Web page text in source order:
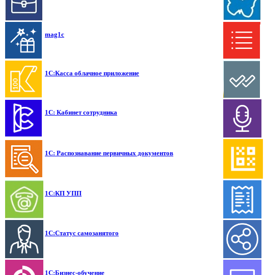
mag1c
1С:Касса облачное приложение
1С: Кабинет сотрудника
1С: Распознавание первичных документов
1С:КП УПП
1С:Статус самозанятого
1С:Бизнес-обучение